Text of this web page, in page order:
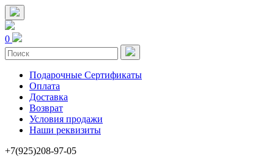
0
Подарочные Сертификаты
Оплата
Доставка
Возврат
Условия продажи
Наши реквизиты
+7(925)208-97-05